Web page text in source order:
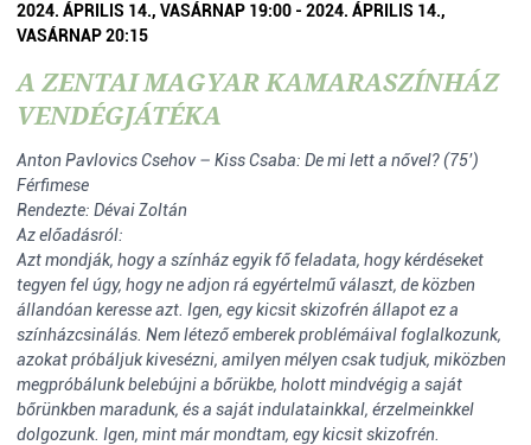
2024. ÁPRILIS 14., VASÁRNAP 19:00 - 2024. ÁPRILIS 14.,
VASÁRNAP 20:15
A ZENTAI MAGYAR KAMARASZÍNHÁZ
VENDÉGJÁTÉKA
Anton Pavlovics Csehov – Kiss Csaba: De mi lett a nővel? (75’)
Férfimese
Rendezte: Dévai Zoltán
Az előadásról:
Azt mondják, hogy a színház egyik fő feladata, hogy kérdéseket
tegyen fel úgy, hogy ne adjon rá egyértelmű választ, de közben
állandóan keresse azt. Igen, egy kicsit skizofrén állapot ez a
színházcsinálás. Nem létező emberek problémáival foglalkozunk,
azokat próbáljuk kivesézni, amilyen mélyen csak tudjuk, miközben
megpróbálunk belebújni a bőrükbe, holott mindvégig a saját
bőrünkben maradunk, és a saját indulatainkkal, érzelmeinkkel
dolgozunk. Igen, mint már mondtam, egy kicsit skizofrén.